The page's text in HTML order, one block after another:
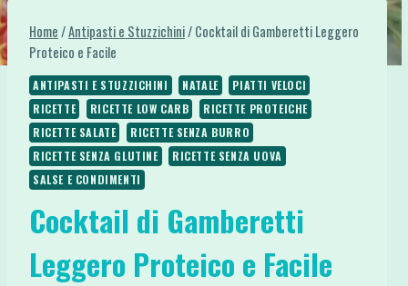
Home/Antipasti e Stuzzichini/Cocktail di Gamberetti Leggero
Proteico e Facile
ANTIPASTI E STUZZICHINI NATALE
PIATTI VELOCI
RICETTE
RICETTE LOW CARB
RICETTE PROTEICHE
RICETTE SALATE
RICETTE SENZA BURRO
RICETTE SENZA GLUTINE
RICETTE SENZA UOVA
SALSE E CONDIMENTI
Cocktail di Gamberetti
Leggero Proteico e Facile